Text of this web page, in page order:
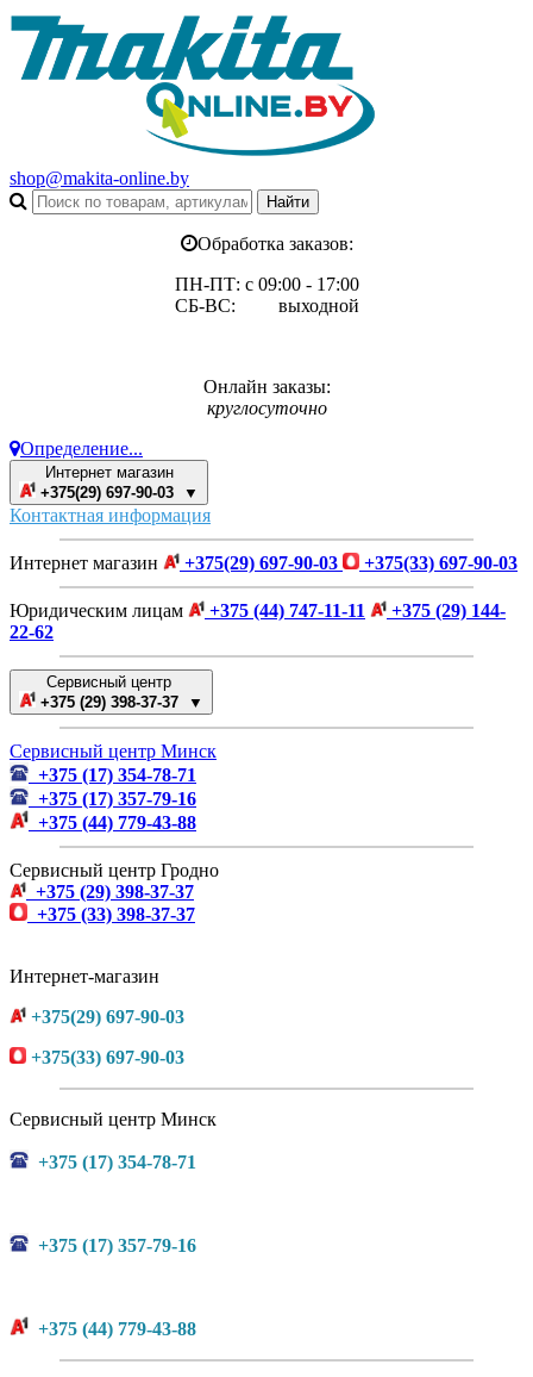
shop@makita-online.by
Обработка заказов:
ПН-ПТ: с 09:00 - 17:00
СБ-ВС: выходной
Онлайн заказы:
круглосуточно
Определение...
Интернет магазин
+375(29) 697-90-03 ▼
Контактная информация
Интернет магазин +375(29) 697-90-03 +375(33) 697-90-03
Юридическим лицам +375 (44) 747-11-11
+375 (29) 144-
22-62
Сервисный центр
+375 (29) 398-37-37 ▼
Сервисный центр Минск
+375 (17) 354-78-71
+375 (17) 357-79-16
+375 (44) 779-43-88
Сервисный центр Гродно
+375 (29) 398-37-37
+375 (33) 398-37-37
Интернет-магазин
+375(29) 697-90-03
+375(33) 697-90-03
Сервисный центр Минск
+375 (17) 354-78-71
+375 (17) 357-79-16
+375 (44) 779-43-88